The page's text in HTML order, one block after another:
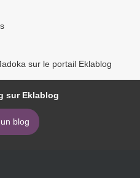
sur le portail Eklablog
sur Eklablog
blog